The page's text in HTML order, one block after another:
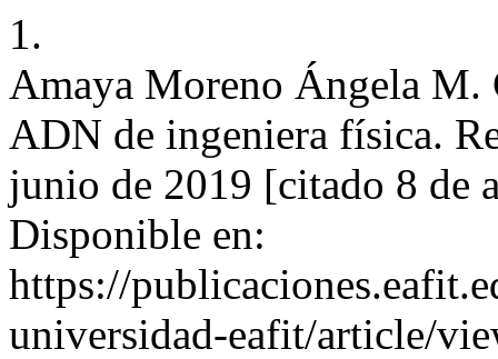
1.
Amaya Moreno Ángela M.
ADN de ingeniera física.
junio de 2019 [citado 8 de
Disponible en:
https://
universidad-eafit/article/